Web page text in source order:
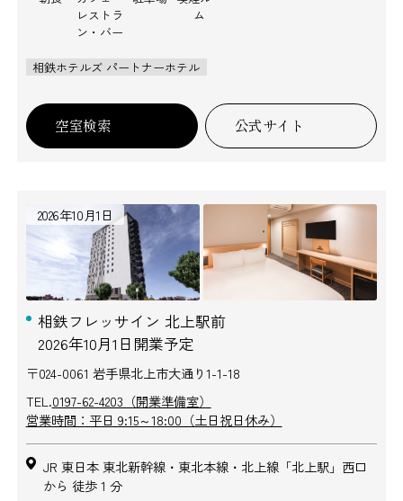
レストラ
ン・バー
ム
相鉄ホテルズ パートナーホテル
空室検索 公式サイト
2026年10月1日
相鉄フレッサイン 北上駅前
2026年10月1日開業予定
〒024-0061 岩手県北上市大通り1-1-18
TEL.0197-62-4203（開業準備室）
営業時間：平日 9:15～18:00（土日祝日休み）
JR 東日本 東北新幹線・東北本線・北上線「北上駅」西口
から 徒歩 1 分